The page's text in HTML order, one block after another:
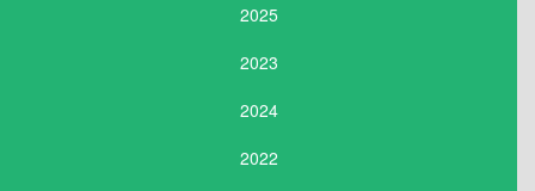
2025
2023
2024
2022